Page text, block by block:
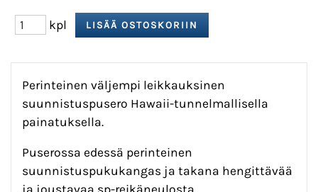
kpl
Perinteinen väljempi leikkauksinen
suunnistuspusero Hawaii-tunnelmallisella
painatuksella.
Puserossa edessä perinteinen
suunnistuspukukangas ja takana hengittävää